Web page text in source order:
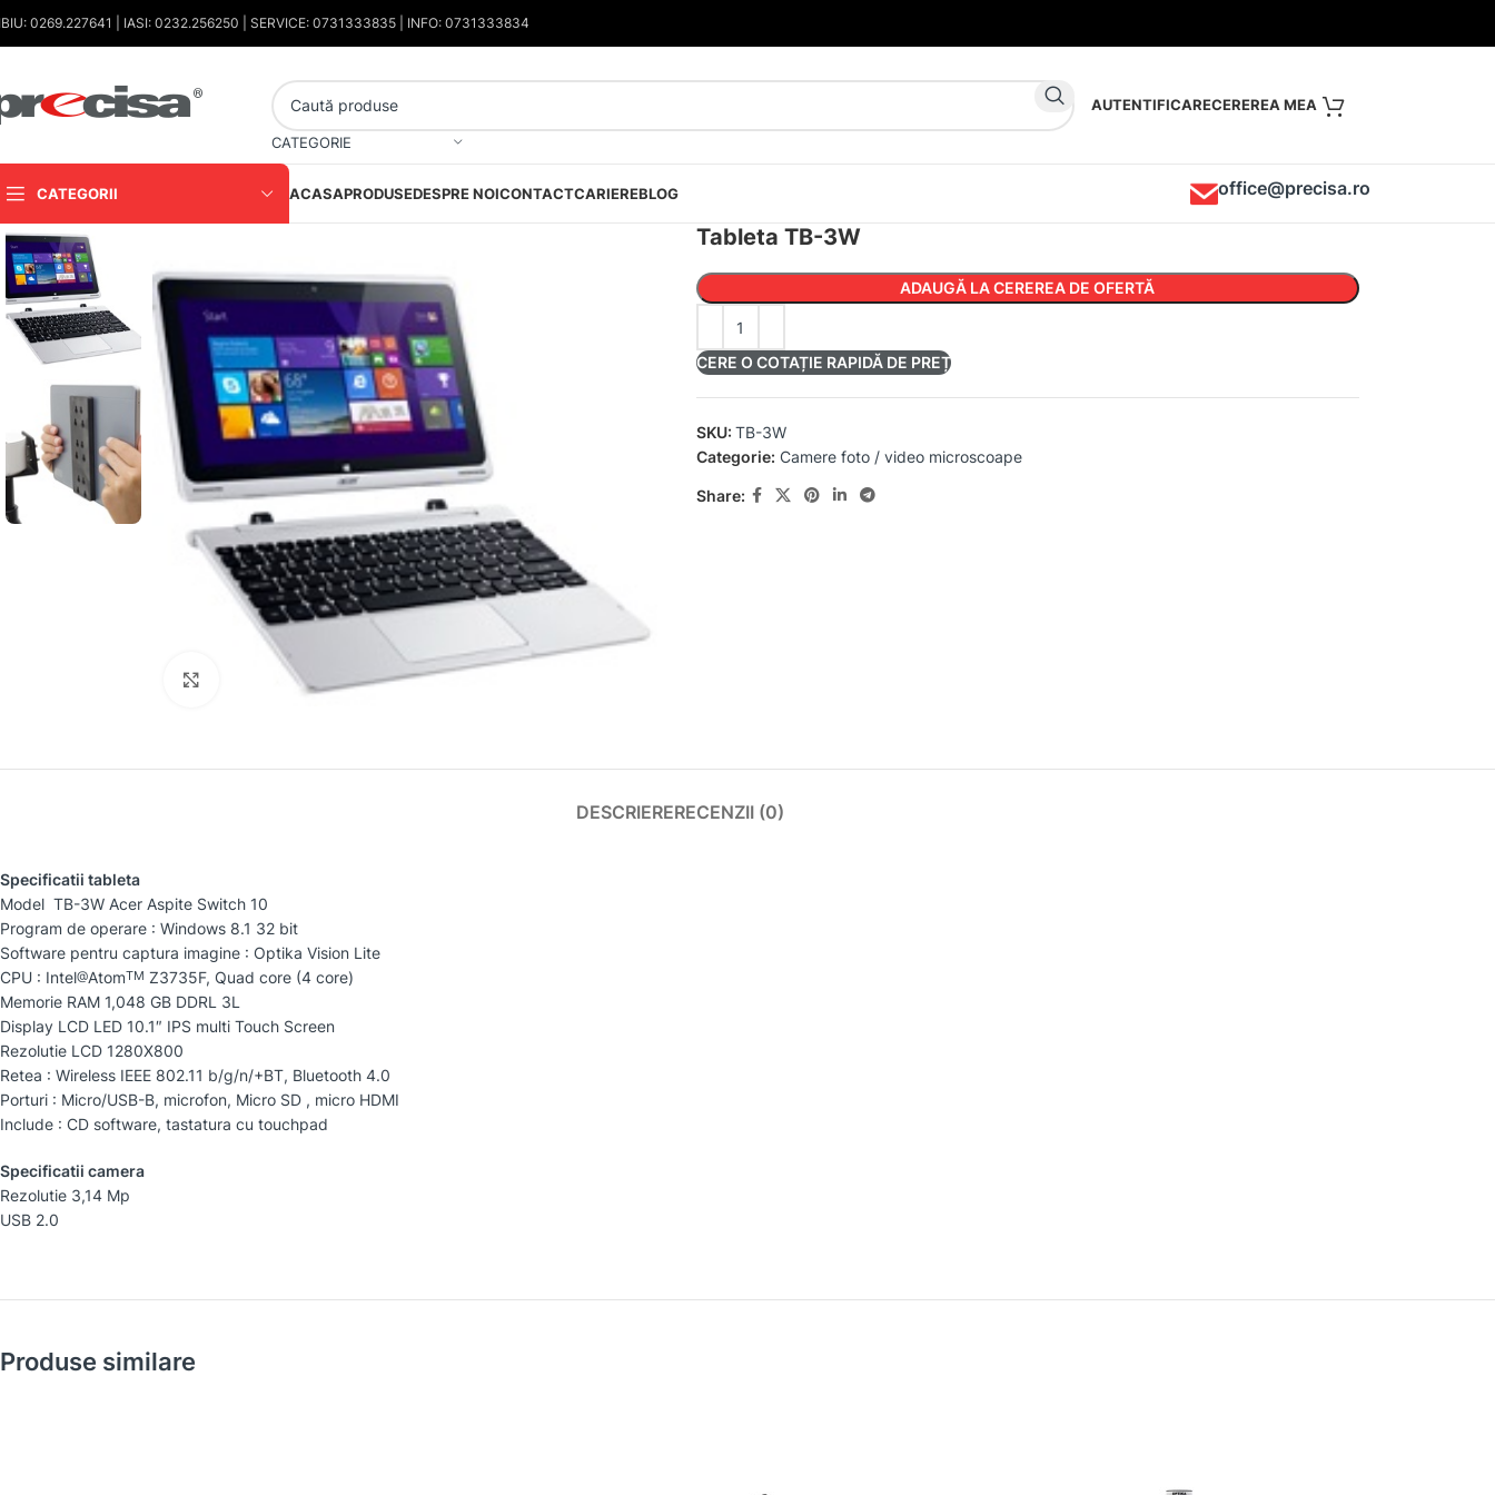
0269.227641 | IASI: 0232.256250 | SERVICE: 0731333835 | INFO: 0731333834
CATEGORIE
AUTENTIFICARE
CATEGORII ACASAPRODUSEDESPRE NOICONTACTCARIEREBLOG office@precisa.ro
Faceți clic pentru a mări
Tableta TB-3W
ADAUGĂ LA CEREREA DE OFERTĂ
CERE O COTAȚIE RAPIDĂ DE PREȚ
SKU: TB-3W
Categorie: Camere foto / video microscoape
Share:
DESCRIERERECENZII (0)
Specificatii tableta
Model TB-3W Acer Aspite Switch 10
Program de operare : Windows 8.1 32 bit
Software pentru captura imagine : Optika Vision Lite
CPU : Intel@AtomTM Z3735F, Quad core (4 core)
Memorie RAM 1,048 GB DDRL 3L
Display LCD LED 10.1″ IPS multi Touch Screen
Rezolutie LCD 1280X800
Retea : Wireless IEEE 802.11 b/g/n/+BT, Bluetooth 4.0
Porturi : Micro/USB-B, microfon, Micro SD , micro HDMI
Include : CD software, tastatura cu touchpad
Specificatii camera
Rezolutie 3,14 Mp
USB 2.0
Produse similare